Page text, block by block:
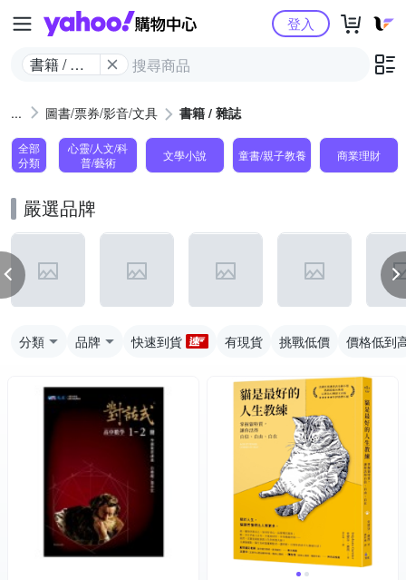
Yahoo購物中心
書籍 / 雜
登入
圖書/票券/影音/文具 書籍 / 雜誌
全部
分類
心靈/人文/科
普/藝術
文學小說 童書/親子教養 商業理財
嚴選品牌
分類 品牌 快速到貨 有現貨 挑戰低價 價格低到